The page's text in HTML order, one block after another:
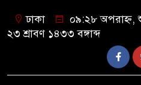
ঢাকা
০৯:২৮ অপরাহ্ন,
২৩ শ্রাবণ ১৪৩৩ বঙ্গাব্দ